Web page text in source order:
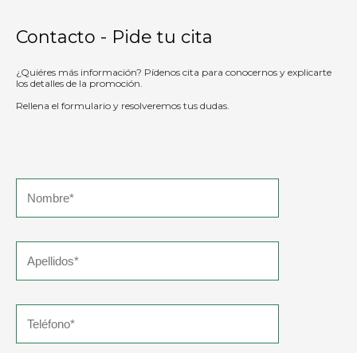
Contacto - Pide tu cita
¿Quiéres más información? Pídenos cita para conocernos y explicarte
los detalles de la promoción.
Rellena el formulario y resolveremos tus dudas.